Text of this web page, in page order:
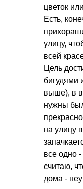
цветок
Есть,
улицу,
всей
Цель
бигудями
выше), в
нужны
на улицу
все одно -
считаю,
дома -